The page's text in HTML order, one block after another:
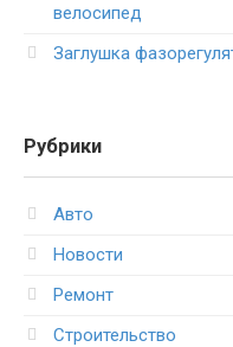
велосипед
Заглушка
Рубрики
Авто
Новости
Ремонт
Строительство